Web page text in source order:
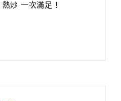
炒 一次滿足！